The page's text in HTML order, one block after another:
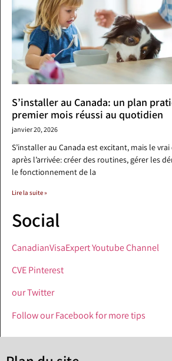
S’installer au Canada: un plan
premier mois réussi au quotidien
janvier 20, 2026
S’installer au Canada est excitant, mais le
après l’arrivée: créer des routines, gérer les
le fonctionnement de la
Lire la suite »
Social
CanadianVisaExpert Youtube Channel
CVE Pinterest
our Twitter
Follow our Facebook for more tips